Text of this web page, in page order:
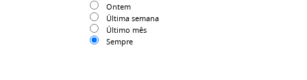
Ontem
Última semana
Último mês
Sempre